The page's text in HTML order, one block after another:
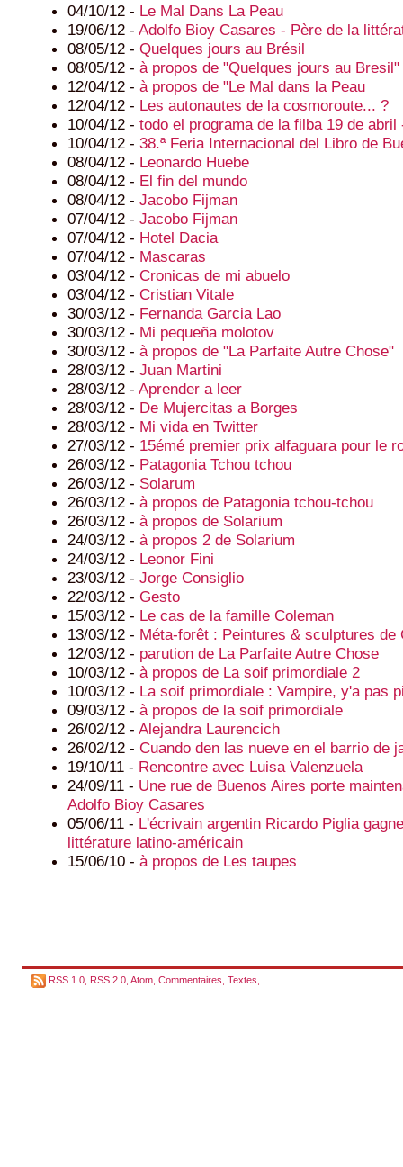
04/10/12 - Le Mal Dans La Peau
19/06/12 - Adolfo Bioy Casares - Père de la
08/05/12 - Quelques jours au Brésil
08/05/12 - à propos de "Quelques jours au Bresil"
12/04/12 - à propos de "Le Mal dans la Peau
12/04/12 - Les autonautes de la cosmoroute... ?
10/04/12 - todo el programa de la filba 19 de abril
10/04/12 - 38.ª Feria Internacional del Libro de
08/04/12 - Leonardo Huebe
08/04/12 - El fin del mundo
08/04/12 - Jacobo Fijman
07/04/12 - Jacobo Fijman
07/04/12 - Hotel Dacia
07/04/12 - Mascaras
03/04/12 - Cronicas de mi abuelo
03/04/12 - Cristian Vitale
30/03/12 - Fernanda Garcia Lao
30/03/12 - Mi pequeña molotov
30/03/12 - à propos de "La Parfaite Autre Chose"
28/03/12 - Juan Martini
28/03/12 - Aprender a leer
28/03/12 - De Mujercitas a Borges
28/03/12 - Mi vida en Twitter
27/03/12 - 15émé premier prix alfaguara pour le
26/03/12 - Patagonia Tchou tchou
26/03/12 - Solarum
26/03/12 - à propos de Patagonia tchou-tchou
26/03/12 - à propos de Solarium
24/03/12 - à propos 2 de Solarium
24/03/12 - Leonor Fini
23/03/12 - Jorge Consiglio
22/03/12 - Gesto
15/03/12 - Le cas de la famille Coleman
13/03/12 - Méta-forêt : Peintures & sculptures de
12/03/12 - parution de La Parfaite Autre Chose
10/03/12 - à propos de La soif primordiale 2
10/03/12 - La soif primordiale : Vampire, y'a pas
09/03/12 - à propos de la soif primordiale
26/02/12 - Alejandra Laurencich
26/02/12 - Cuando den las nueve en el barrio de
19/10/11 - Rencontre avec Luisa Valenzuela
24/09/11 - Une rue de Buenos Aires porte
Adolfo Bioy Casares
05/06/11 - L'écrivain argentin Ricardo Piglia
littérature latino-américain
15/06/10 - à propos de Les taupes
RSS 1.0 RSS 2.0 Atom Commentaires Textes